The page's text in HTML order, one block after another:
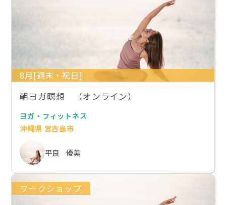
8月[週末・祝日]
朝ヨガ瞑想 （オンライン）
ヨガ・フィットネス
沖縄県 宮古島市
平良 優美
ワークショップ